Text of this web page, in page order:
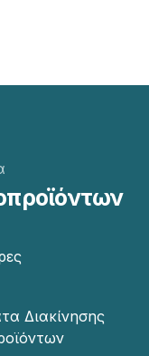
Διακίνησης